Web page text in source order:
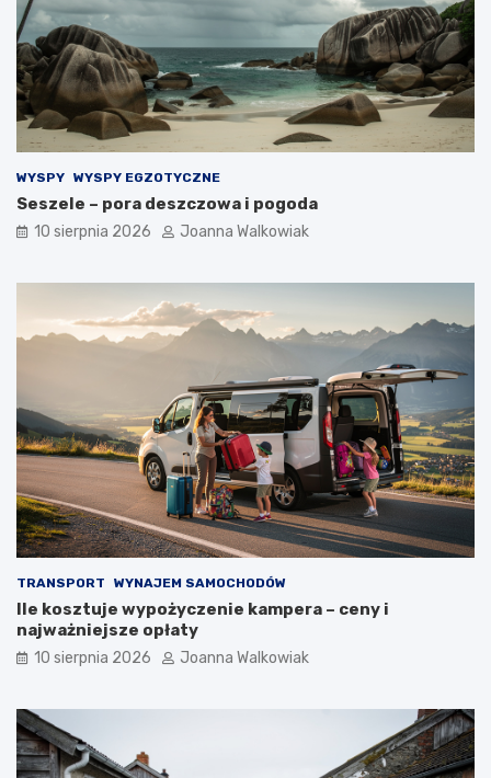
WYSPY WYSPY EGZOTYCZNE
Seszele – pora deszczowa i pogoda
10 sierpnia 2026 Joanna Walkowiak
TRANSPORT WYNAJEM SAMOCHODÓW
Ile kosztuje wypożyczenie kampera – ceny i
najważniejsze opłaty
10 sierpnia 2026 Joanna Walkowiak